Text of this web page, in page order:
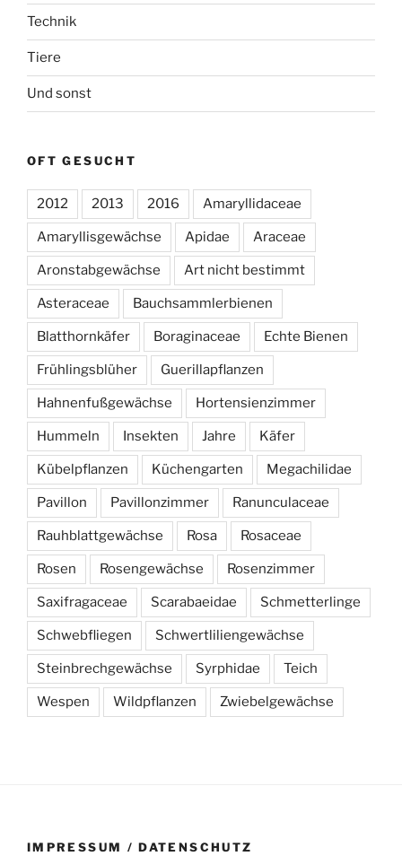
Technik
Tiere
Und sonst
OFT GESUCHT
2012 2013 2016 Amaryllidaceae
Amaryllisgewächse Apidae Araceae
Aronstabgewächse Art nicht bestimmt
Asteraceae Bauchsammlerbienen
Blatthornkäfer Boraginaceae Echte Bienen
Frühlingsblüher Guerillapflanzen
Hahnenfußgewächse Hortensienzimmer
Hummeln Insekten Jahre Käfer
Kübelpflanzen Küchengarten Megachilidae
Pavillon Pavillonzimmer Ranunculaceae
Rauhblattgewächse Rosa Rosaceae
Rosen Rosengewächse Rosenzimmer
Saxifragaceae Scarabaeidae Schmetterlinge
Schwebfliegen Schwertliliengewächse
Steinbrechgewächse Syrphidae Teich
Wespen Wildpflanzen Zwiebelgewächse
IMPRESSUM / DATENSCHUTZ